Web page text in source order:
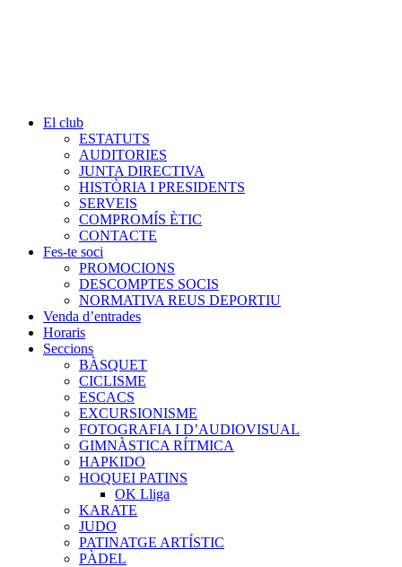
El club
ESTATUTS
AUDITORIES
JUNTA DIRECTIVA
HISTÒRIA I PRESIDENTS
SERVEIS
COMPROMÍS ÈTIC
CONTACTE
Fes-te soci
PROMOCIONS
DESCOMPTES SOCIS
NORMATIVA REUS DEPORTIU
Venda d’entrades
Horaris
Seccions
BÀSQUET
CICLISME
ESCACS
EXCURSIONISME
FOTOGRAFIA I D’AUDIOVISUAL
GIMNÀSTICA RÍTMICA
HAPKIDO
HOQUEI PATINS
OK Lliga
KARATE
JUDO
PATINATGE ARTÍSTIC
PÀDEL